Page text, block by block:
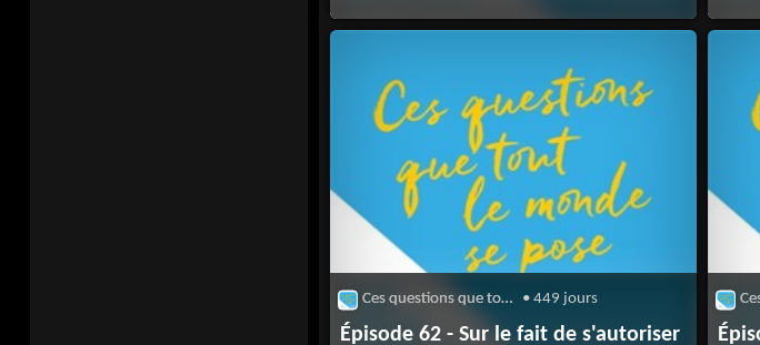
Ces questions que tout le monde se pose • 449 jours
Épisode 62 - Sur le fait de s'autoriser